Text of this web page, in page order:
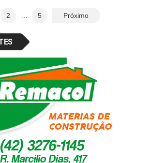
2 … 5 Próximo